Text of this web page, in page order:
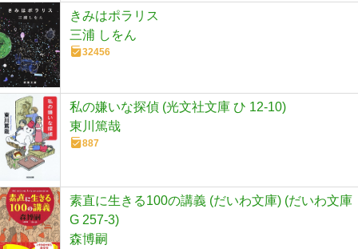
きみはポラリス
三浦 しをん
32456
私の嫌いな探偵 (光文社文庫 ひ 12-10)
東川篤哉
887
素直に生きる100の講義 (だいわ文庫) (だいわ文庫
G 257-3)
森博嗣